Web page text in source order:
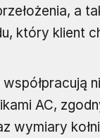
a
który klient
AC,
wymiary